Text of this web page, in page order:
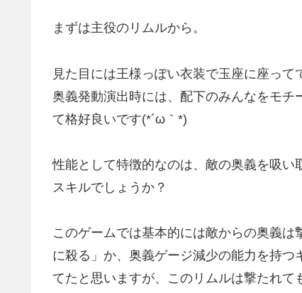
まずは主役のリムルから。
見た目には王様っぽい衣装で玉座に座って
奥義発動演出時には、配下のみんなをモチ
て格好良いです(*´ω｀*)
性能として特徴的なのは、敵の奥義を吸い
スキルでしょうか？
このゲームでは基本的には敵からの奥義
に殺る」か、奥義ゲージ減少の能力を持
てたと思いますが、このリムルは撃たれ